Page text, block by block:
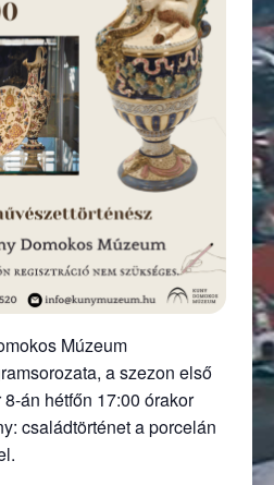
Múzeum
a szezon első
án hétfőn 17:00 órakor
családtörténet a porcelán